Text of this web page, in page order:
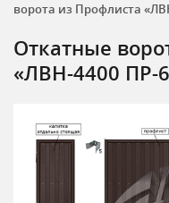
ворота из Профлиста
Откатные
«ЛВН-4400 ПР-